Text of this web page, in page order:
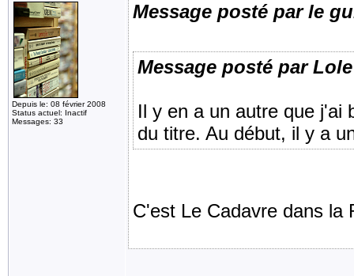
Depuis le: 08 février 2008
Status actuel: Inactif
Messages: 33
Message posté par le
Message posté par Lole
Il y en a un autre que j'ai
du titre. Au début, il y a
C'est Le Cadavre dans la